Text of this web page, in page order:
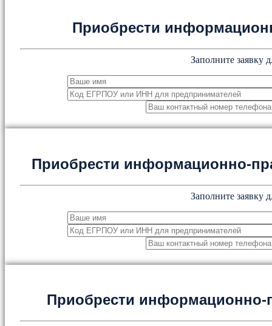
Приобрести
Заполните заявку
Приобрести информационно-
Заполните заявку
Приобрести